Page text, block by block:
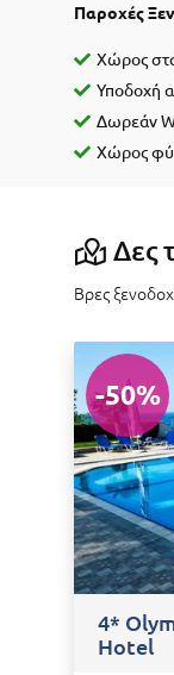
Παροχές
Χώρος
Υποδοχή
Δωρεάν
Χώρος
Δες
Βρες
-50%
4*
Hotel